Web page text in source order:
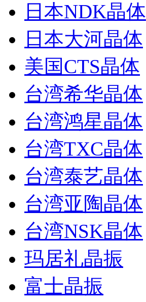
日本NDK晶体
日本大河晶体
美国CTS晶体
台湾希华晶体
台湾鸿星晶体
台湾TXC晶体
台湾泰艺晶体
台湾亚陶晶体
台湾NSK晶体
玛居礼晶振
富士晶振